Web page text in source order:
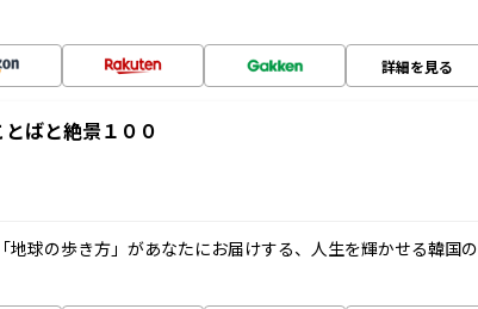
詳細を見る
ばと絶景１００
地球の歩き方」があなたにお届けする、人生を輝かせる韓国の